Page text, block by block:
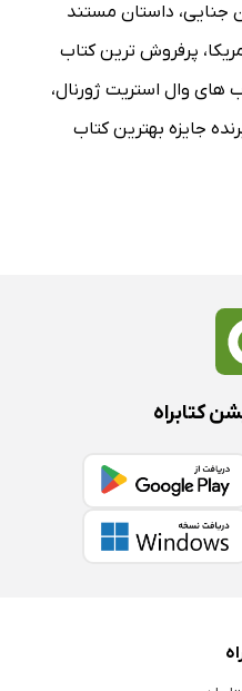
جنایی، داستان مستند
، پرفروش ترین کتاب
های وال استریت ژورنال،
جایزه بهترین کتاب
کتابراه